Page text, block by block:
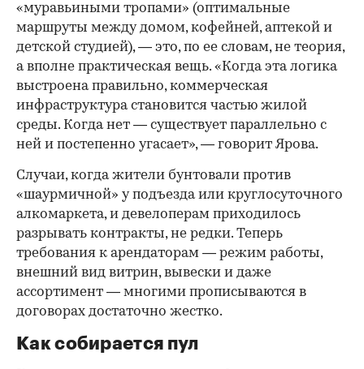
«муравьиными тропами» (оптимальные
маршруты между домом, кофейней, аптекой и
детской студией), — это, по ее словам, не теория,
а вполне практическая вещь. «Когда эта логика
выстроена правильно, коммерческая
инфраструктура становится частью жилой
среды. Когда нет — существует параллельно с
ней и постепенно угасает», — говорит Ярова.
Случаи, когда жители бунтовали против
«шаурмичной» у подъезда или круглосуточного
алкомаркета, и девелоперам приходилось
разрывать контракты, не редки. Теперь
требования к арендаторам — режим работы,
внешний вид витрин, вывески и даже
ассортимент — многими прописываются в
договорах достаточно жестко.
Как собирается пул